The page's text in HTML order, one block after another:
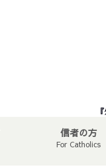
信者の方
For Catholics